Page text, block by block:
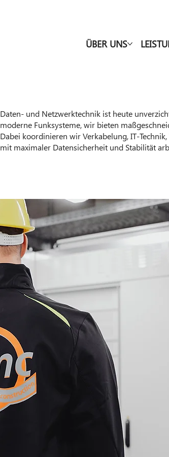
ÜBER UNS
Daten- und Netzwerktechnik ist heute
moderne Funksysteme, wir bieten
Dabei koordinieren wir Verkabelung, IT-
mit maximaler Datensicherheit und Stabilität